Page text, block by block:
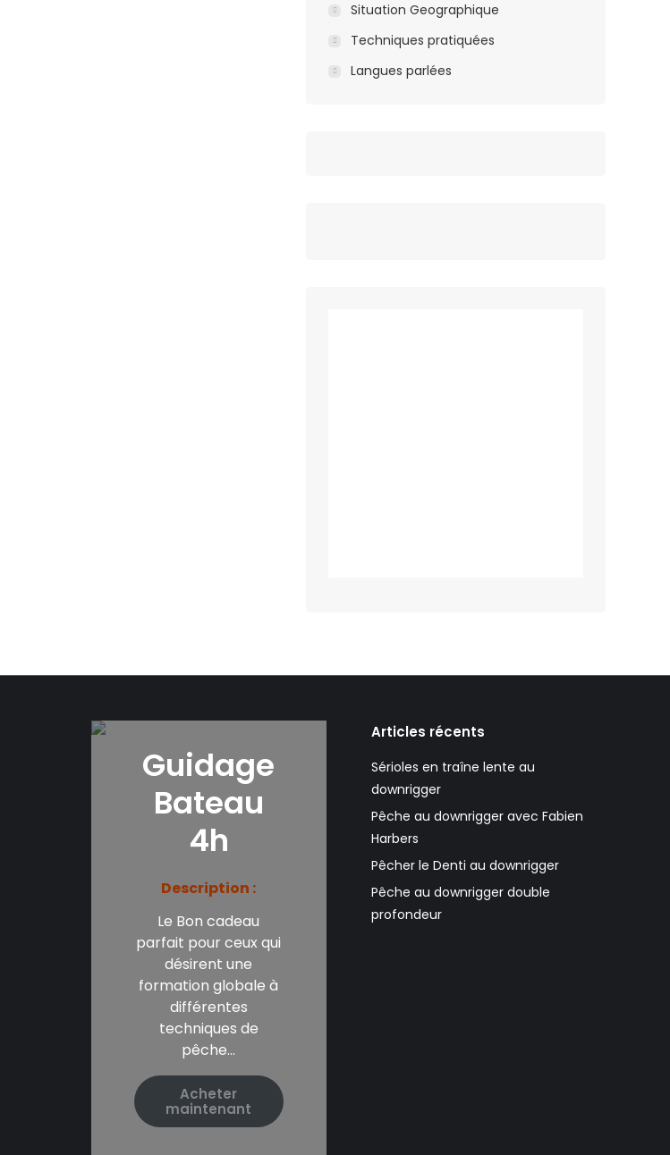
Situation Geographique
Techniques pratiquées
Langues parlées
Guidage
Bateau
4h
Description :
Le Bon cadeau
parfait pour ceux qui
désirent une
formation globale à
différentes
techniques de
pêche…
Acheter
maintenant
Articles récents
Sérioles en traîne lente au
downrigger
Pêche au downrigger avec Fabien
Harbers
Pêcher le Denti au downrigger
Pêche au downrigger double
profondeur